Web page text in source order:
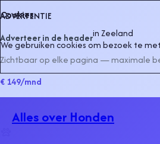
ADVERTENTIE
Adverteer in de headerinZeeland
Zichtbaar op elke pagina — maximale
€ 149/mnd
Alles over Honden
Cookies
We gebruiken cookies om bezoek te